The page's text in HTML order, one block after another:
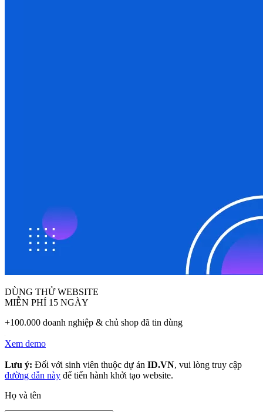
DÙNG THỬ WEBSITE
MIỄN PHÍ 15 NGÀY
+100.000 doanh nghiệp & chủ shop đã tin dùng
Xem demo
Lưu ý: Đối với sinh viên thuộc dự án ID.VN, vui lòng truy cập
đường dẫn này để tiến hành khởi tạo website.
Họ và tên